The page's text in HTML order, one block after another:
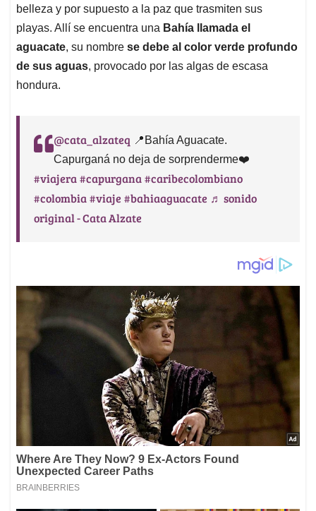
belleza y por supuesto a la paz que trasmiten sus
playas. Allí se encuentra una Bahía llamada el
aguacate, su nombre se debe al color verde profundo
de sus aguas, provocado por las algas de escasa
hondura.
@cata_alzateq 📍Bahía Aguacate.
Capurganá no deja de sorprenderme❤️
#viajera#capurgana#caribecolombiano
#colombia#viaje #bahiaaguacate ♬ sonido
original - Cata Alzate